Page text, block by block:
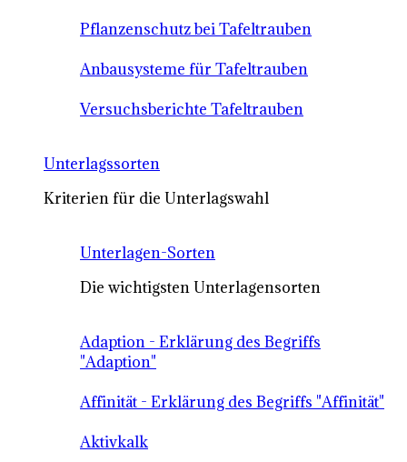
Pflanzenschutz bei Tafeltrauben
Anbausysteme für Tafeltrauben
Versuchsberichte Tafeltrauben
Unterlagssorten
Kriterien für die Unterlagswahl
Unterlagen-Sorten
Die wichtigsten Unterlagensorten
Adaption - Erklärung des Begriffs
"Adaption"
Affinität - Erklärung des Begriffs "Affinität"
Aktivkalk